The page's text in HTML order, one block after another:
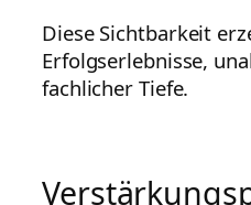
Diese Sichtbarkeit
Erfolgserlebnisse,
fachlicher Tiefe.